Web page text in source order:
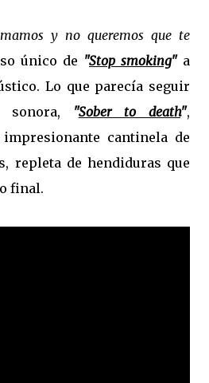
y no queremos que te
único de "Stop smoking"a
Lo que parecía seguir
sonora,
"Sober to death",
impresionante cantinela de
repleta de hendiduras que
final.